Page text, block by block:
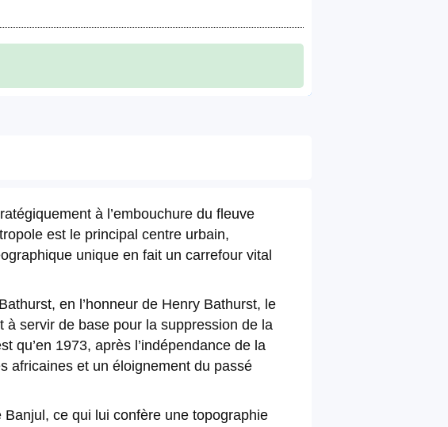
à l’embouchure du fleuve
est le principal centre urbain,
unique en fait un carrefour vital
en l’honneur de Henry Bathurst, le
à servir de base pour la suppression de la
qu’en 1973, après l’indépendance de la
africaines et un éloignement du passé
Banjul, ce qui lui confère une topographie